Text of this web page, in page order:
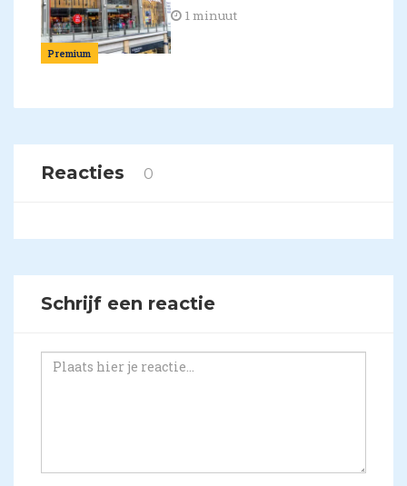
Premium
1 minuut
Reacties 0
Schrijf een reactie